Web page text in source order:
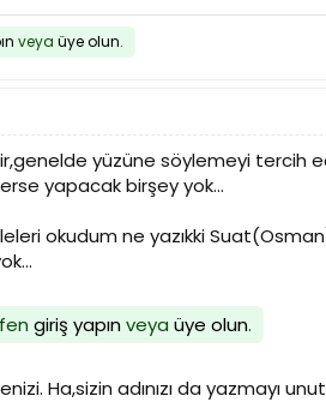
veya üye olun.
yüzüne söylemeyi tercih
yapacak birşey yok...
okudum ne yazıkki
giriş yapınveya üye olun.
Ha,sizin adınızı da yazmayı